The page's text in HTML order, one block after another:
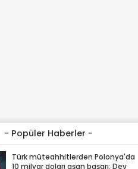
- Popüler Haberler -
Türk müteahhitlerden Polonya'da
10 milyar doları aşan başarı: Dev